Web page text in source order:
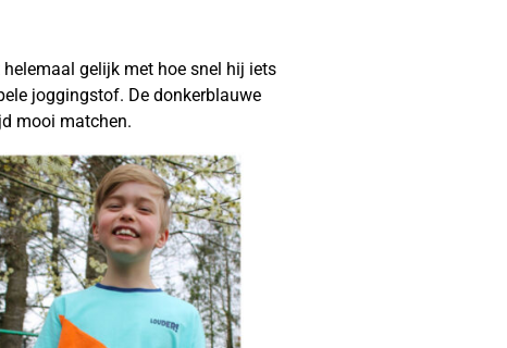
gelijk met hoe snel hij iets
joggingstof. De donkerblauwe
mooi matchen.